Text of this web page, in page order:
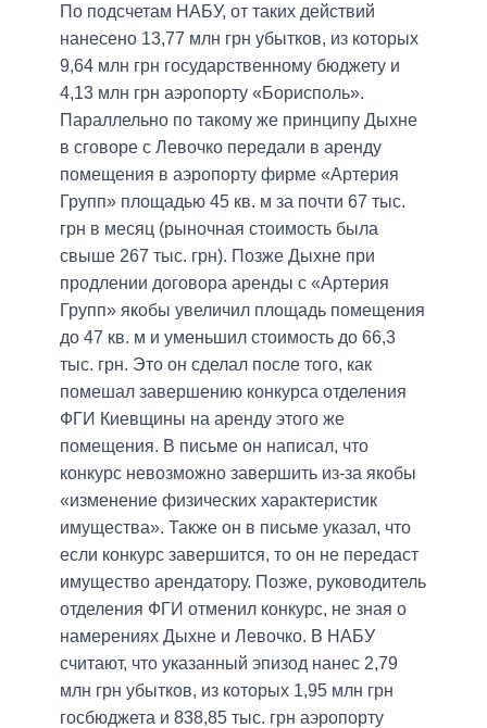
По подсчетам НАБУ, от таких действий
нанесено 13,77 млн грн убытков, из которых
9,64 млн грн государственному бюджету и
4,13 млн грн аэропорту «Борисполь».
Параллельно по такому же принципу Дыхне
в сговоре с Левочко передали в аренду
помещения в аэропорту фирме «Артерия
Групп» площадью 45 кв. м за почти 67 тыс.
грн в месяц (рыночная стоимость была
свыше 267 тыс. грн). Позже Дыхне при
продлении договора аренды с «Артерия
Групп» якобы увеличил площадь помещения
до 47 кв. м и уменьшил стоимость до 66,3
тыс. грн. Это он сделал после того, как
помешал завершению конкурса отделения
ФГИ Киевщины на аренду этого же
помещения. В письме он написал, что
конкурс невозможно завершить из-за якобы
«изменение физических характеристик
имущества». Также он в письме указал, что
если конкурс завершится, то он не передаст
имущество арендатору. Позже, руководитель
отделения ФГИ отменил конкурс, не зная о
намерениях Дыхне и Левочко. В НАБУ
считают, что указанный эпизод нанес 2,79
млн грн убытков, из которых 1,95 млн грн
госбюджета и 838,85 тыс. грн аэропорту